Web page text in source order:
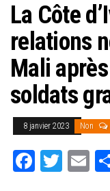
La Côte
relations
Mali
soldats
8 janvier 2023 Non
Fa
T
E